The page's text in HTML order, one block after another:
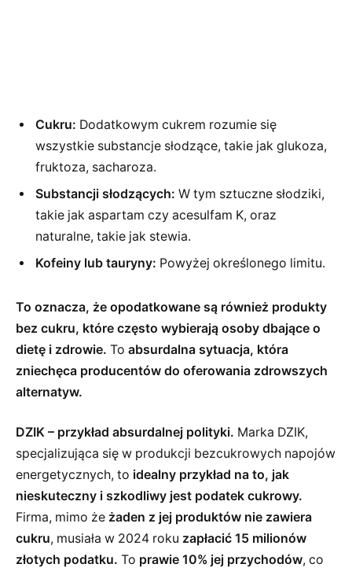
Cukru: Dodatkowym cukrem rozumie się
wszystkie substancje słodzące, takie jak glukoza,
fruktoza, sacharoza.
Substancji słodzących: W tym sztuczne słodziki,
takie jak aspartam czy acesulfam K, oraz
naturalne, takie jak stewia.
Kofeiny lub tauryny: Powyżej określonego limitu.
To oznacza, że opodatkowane są również produkty
bez cukru, które często wybierają osoby dbające o
dietę i zdrowie. To absurdalna sytuacja, która
zniechęca producentów do oferowania zdrowszych
alternatyw.
DZIK – przykład absurdalnej polityki. Marka DZIK,
specjalizująca się w produkcji bezcukrowych napojów
energetycznych, to idealny przykład na to, jak
nieskuteczny i szkodliwy jest podatek cukrowy.
Firma, mimo że żaden z jej produktów nie zawiera
cukru, musiała w 2024 roku zapłacić 15 milionów
złotych podatku. To prawie 10% jej przychodów, co